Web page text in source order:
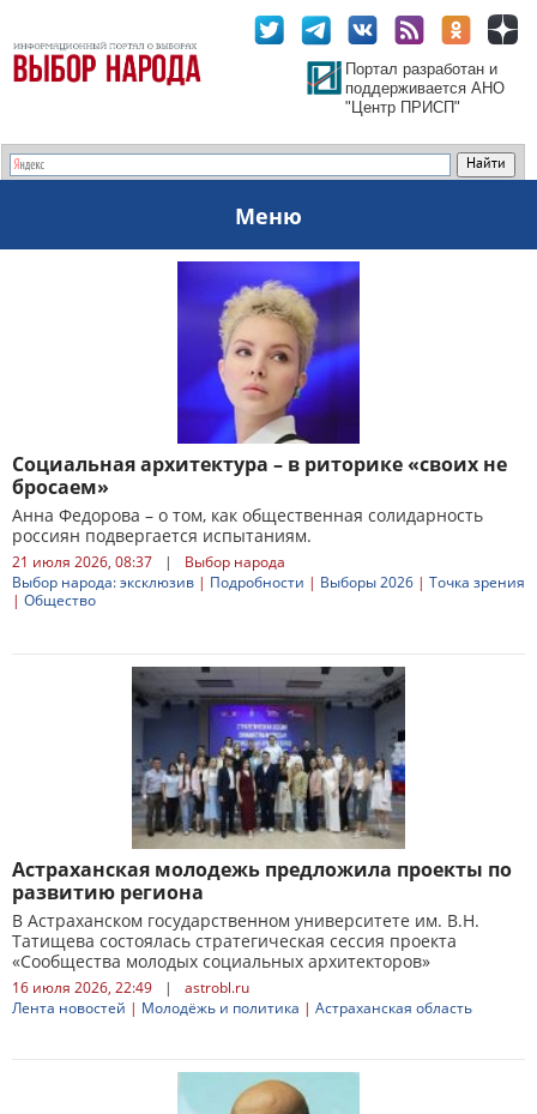
Портал разработан и
поддерживается АНО
"Центр ПРИСП"
Меню
Социальная архитектура – в риторике «своих не
бросаем»
Анна Федорова – о том, как общественная солидарность
россиян подвергается испытаниям.
21 июля 2026, 08:37 |
Выбор народа
Выбор народа: эксклюзив | Подробности | Выборы 2026 | Точка зрения
| Общество
Астраханская молодежь предложила проекты по
развитию региона
В Астраханском государственном университете им. В.Н.
Татищева состоялась стратегическая сессия проекта
«Сообщества молодых социальных архитекторов»
16 июля 2026, 22:49 |
astrobl.ru
Лента новостей | Молодёжь и политика | Астраханская область